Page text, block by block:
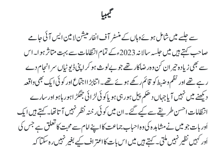
گیمبیا
سے جلسےمیں شامل ہوئے وہاں کے منسٹر آف انفارمیشن لامین ایس آئی جامے
صاحب کہتے ہیں میں جلسہ سالانہ 2023ء کے تمام انتظامات سے بہت متاثر ہوا۔ اس
سے بھی زیادہ حیران کن وہ رضا کار تھے جو بے لوث ہو کر اپنی ڈیوٹیاں سرانجام دے
رہے تھے اور نظم و ضبط کو قائم رکھے ہوئے تھے۔ اتنا بڑا اجتماع اور کوئی ایک بھی واقعہ
دیکھنے میں نہیں آیا جہاں دھکم پیل ہو رہی ہو یا کوئی لڑائی جھگڑا ہو رہا ہو اور سارے
انتظامات احسن طریقے سے کیے گئے۔ ان میں کوئی رخنہ نظر نہیں آتا تھا۔ کہتے ہیں ایک
اَور بات جو میں نے مشاہدہ کی وہ احباب جماعت کا اپنے امام سے محبت کا تعلق ہے جس کی
اَور کہیں نظیر نہیں ملتی۔ کہتے ہیں میں اس بات کا اعتراف کیے بغیر نہیں رہ سکتا کہ